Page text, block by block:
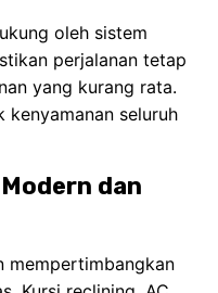
oleh sistem
perjalanan tetap
yang kurang rata.
seluruh
dan
mempertimbangkan